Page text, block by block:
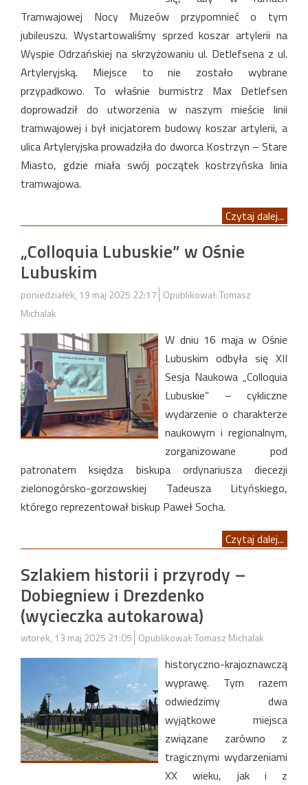
Tramwajowej Nocy Muzeów przypomnieć o tym
jubileuszu. Wystartowaliśmy sprzed koszar artylerii na
Wyspie Odrzańskiej na skrzyżowaniu ul. Detlefsena z ul.
Artyleryjską. Miejsce to nie zostało wybrane
przypadkowo. To właśnie burmistrz Max Detlefsen
doprowadził do utworzenia w naszym mieście linii
tramwajowej i był inicjatorem budowy koszar artylerii, a
ulica Artyleryjska prowadziła do dworca Kostrzyn – Stare
Miasto, gdzie miała swój początek kostrzyńska linia
tramwajowa.
Czytaj dalej...
„Colloquia Lubuskie” w Ośnie
Lubuskim
poniedziałek, 19 maj 2025 22:17 Opublikował: Tomasz
Michalak
W dniu 16 maja w Ośnie
Lubuskim odbyła się XII
Sesja Naukowa „Colloquia
Lubuskie” – cykliczne
wydarzenie o charakterze
naukowym i regionalnym,
zorganizowane pod
patronatem księdza biskupa ordynariusza diecezji
zielonogórsko-gorzowskiej Tadeusza Lityńskiego,
którego reprezentował biskup Paweł Socha.
Czytaj dalej...
Szlakiem historii i przyrody –
Dobiegniew i Drezdenko
(wycieczka autokarowa)
wtorek, 13 maj 2025 21:05 Opublikował: Tomasz Michalak
historyczno-krajoznawczą
wyprawę. Tym razem
odwiedzimy dwa
wyjątkowe miejsca
związane zarówno z
tragicznymi wydarzeniami
XX wieku, jak i z